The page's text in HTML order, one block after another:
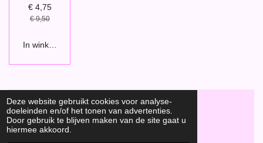
Deze website gebruikt cookies voor analyse-
doeleinden en/of het tonen van advertenties.
Door gebruik te blijven maken van de site gaat u
hiermee akkoord.
€ 4,75
€ 9,50
In winkelwagen
F
© 2020Hobbyshop Daantje